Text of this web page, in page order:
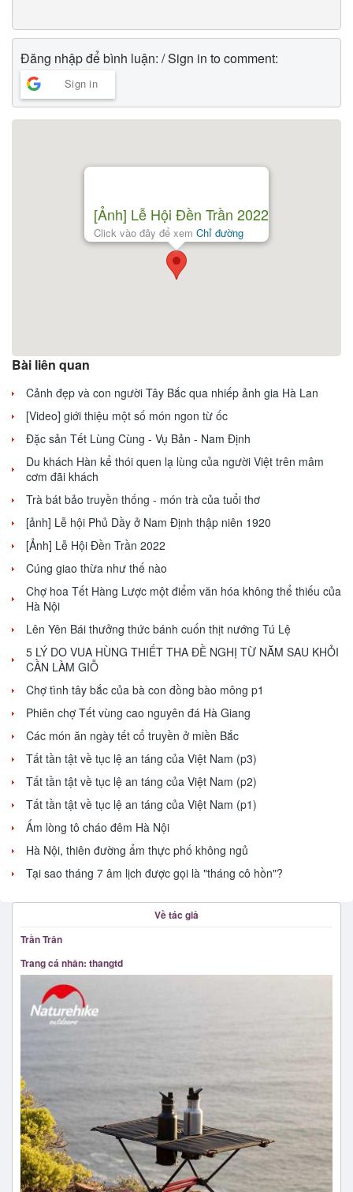
Đăng nhập để bình luận: / Sign in to comment:
Sign in
[Ảnh] Lễ Hội Đền Trần 2022
Click vào đây để xem Chỉ đường
Bài liên quan
Cảnh đẹp và con người Tây Bắc qua nhiếp ảnh gia Hà Lan
[Video] giới thiệu một số món ngon từ ốc
Đặc sản Tết Lùng Cùng - Vụ Bản - Nam Định
Du khách Hàn kể thói quen lạ lùng của người Việt trên mâm
cơm đãi khách
Trà bát bảo truyền thống - món trà của tuổi thơ
[ảnh] Lễ hội Phủ Dầy ở Nam Định thập niên 1920
[Ảnh] Lễ Hội Đền Trần 2022
Cúng giao thừa như thế nào
Chợ hoa Tết Hàng Lược một điểm văn hóa không thể thiếu của
Hà Nội
Lên Yên Bái thưởng thức bánh cuốn thịt nướng Tú Lệ
5 LÝ DO VUA HÙNG THIẾT THA ĐỀ NGHỊ TỪ NĂM SAU KHỎI
CẦN LÀM GIỖ
Chợ tình tây bắc của bà con đồng bào mông p1
Phiên chợ Tết vùng cao nguyên đá Hà Giang
Các món ăn ngày tết cổ truyền ở miền Bắc
Tất tần tật về tục lệ an táng của Việt Nam (p3)
Tất tần tật về tục lệ an táng của Việt Nam (p2)
Tất tần tật về tục lệ an táng của Việt Nam (p1)
Ấm lòng tô cháo đêm Hà Nội
Hà Nội, thiên đường ẩm thực phố không ngủ
Tại sao tháng 7 âm lịch được gọi là "tháng cô hồn"?
Về tác giả
Trần Trân
Trang cá nhân: thangtd